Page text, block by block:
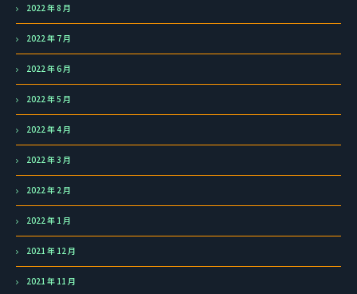
2022 年 8 月
2022 年 7 月
2022 年 6 月
2022 年 5 月
2022 年 4 月
2022 年 3 月
2022 年 2 月
2022 年 1 月
2021 年 12 月
2021 年 11 月